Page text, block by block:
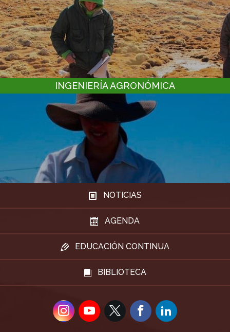
INGENIERÍA AGRONÓMICA
NOTICIAS
AGENDA
EDUCACIÓN CONTINUA
BIBLIOTECA